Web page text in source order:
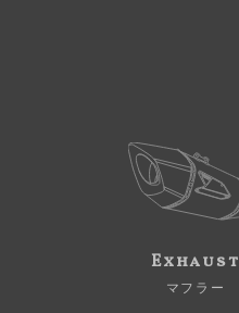
Exhaust
マフラー